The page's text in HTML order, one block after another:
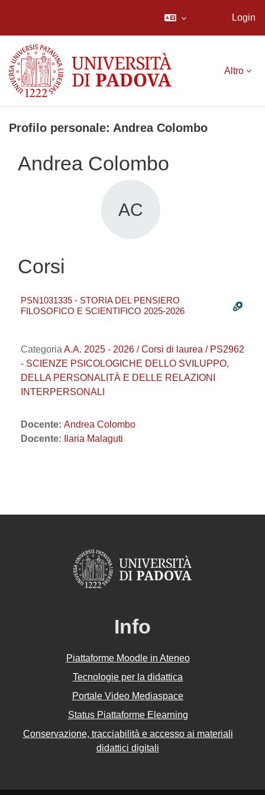
Login
Altro
Profilo personale: Andrea Colombo
Andrea Colombo
AC
Corsi
PSN1031335 - STORIA DEL PENSIERO
FILOSOFICO E SCIENTIFICO 2025-2026
Categoria A.A. 2025 - 2026 / Corsi di laurea / PS2962
- SCIENZE PSICOLOGICHE DELLO SVILUPPO,
DELLA PERSONALITÀ E DELLE RELAZIONI
INTERPERSONALI
Docente: Andrea Colombo
Docente:
Ilaria Malaguti
Info
Piattaforme Moodle in Ateneo
Tecnologie per la didattica
Portale Video Mediaspace
Status Piattaforme Elearning
Conservazione, tracciabilità e accesso ai materiali
didattici digitali